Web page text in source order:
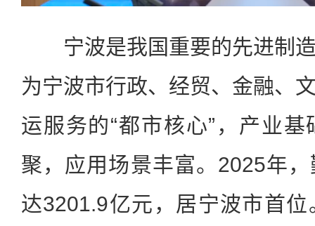
宁波是我国重要的先进制造
为宁波市行政、经贸、金融、
运服务的“都市核心”，产业
聚，应用场景丰富。2025年
达3201.9亿元，居宁波市首